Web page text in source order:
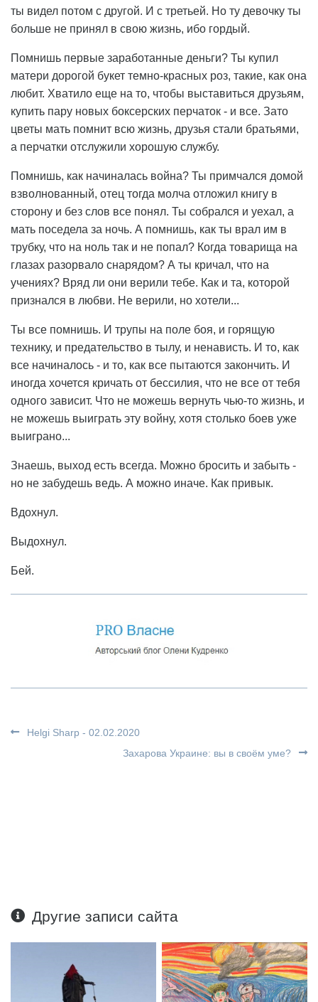
ты видел потом с другой. И с третьей. Но ту девочку ты
больше не принял в свою жизнь, ибо гордый.
Помнишь первые заработанные деньги? Ты купил
матери дорогой букет темно-красных роз, такие, как она
любит. Хватило еще на то, чтобы выставиться друзьям,
купить пару новых боксерских перчаток - и все. Зато
цветы мать помнит всю жизнь, друзья стали братьями,
а перчатки отслужили хорошую службу.
Помнишь, как начиналась война? Ты примчался домой
взволнованный, отец тогда молча отложил книгу в
сторону и без слов все понял. Ты собрался и уехал, а
мать поседела за ночь. А помнишь, как ты врал им в
трубку, что на ноль так и не попал? Когда товарища на
глазах разорвало снарядом? А ты кричал, что на
учениях? Вряд ли они верили тебе. Как и та, которой
признался в любви. Не верили, но хотели...
Ты все помнишь. И трупы на поле боя, и горящую
технику, и предательство в тылу, и ненависть. И то, как
все начиналось - и то, как все пытаются закончить. И
иногда хочется кричать от бессилия, что не все от тебя
одного зависит. Что не можешь вернуть чью-то жизнь, и
не можешь выиграть эту войну, хотя столько боев уже
выиграно...
Знаешь, выход есть всегда. Можно бросить и забыть -
но не забудешь ведь. А можно иначе. Как привык.
Вдохнул.
Выдохнул.
Бей.
Helgi Sharp - 02.02.2020
Захарова Украине: вы в своём уме?
Другие записи сайта